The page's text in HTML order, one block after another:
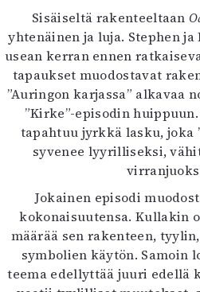
Sisäiseltä rakenteeltaan
yhtenäinen ja luja. Stephen
usean kerran ennen
tapaukset muodostavat
”Auringon karjassa” alkavaa
”Kirke”-episodin
tapahtuu jyrkkä lasku, joka
syvenee lyyrilliseksi,
Jokainen episodi
kokonaisuutensa. Kullakin
määrää sen rakenteen,
symbolien käytön. Samoin
teema edellyttää juuri edellä